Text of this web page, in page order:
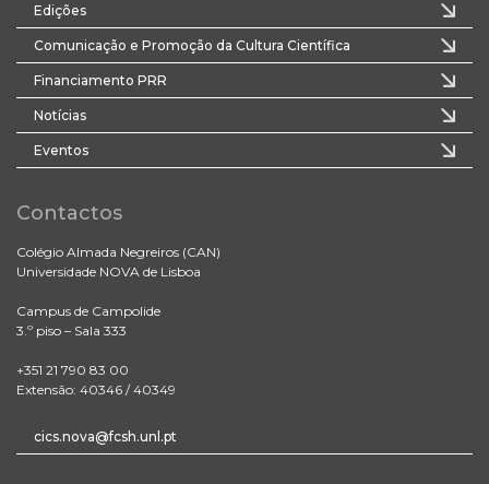
Edições
Comunicação e Promoção da Cultura Científica
Financiamento PRR
Notícias
Eventos
Contactos
Colégio Almada Negreiros (CAN)
Universidade NOVA de Lisboa
Campus de Campolide
3.º piso – Sala 333
+351 21 790 83 00
Extensão: 40346 / 40349
cics.nova@fcsh.unl.pt